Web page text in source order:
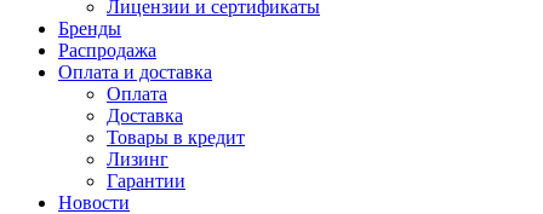
Лицензии и сертификаты
Бренды
Распродажа
Оплата и доставка
Оплата
Доставка
Товары в кредит
Лизинг
Гарантии
Новости